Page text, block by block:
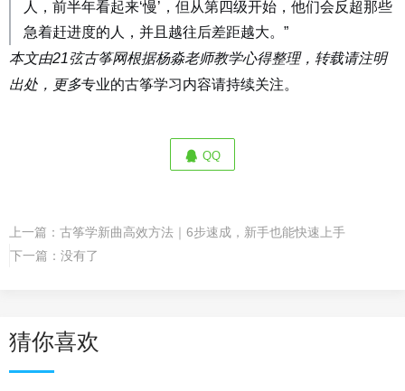
人，前半年看起来‘慢’，但从第四级开始，他们会反超那些
急着赶进度的人，并且越往后差距越大。”
本文由21弦古筝网根据杨淼老师教学心得整理，转载请注明
出处， 更多专业的古筝学习内容请持续关注。
QQ
上一篇： 古筝学新曲高效方法｜6步速成，新手也能快速上手
下一篇：没有了
猜你喜欢